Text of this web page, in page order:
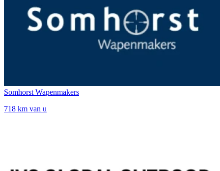
Somhorst Wapenmakers
718 km van u